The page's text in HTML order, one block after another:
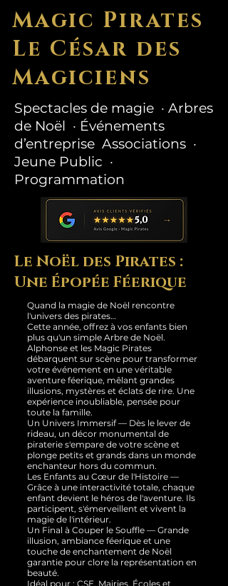
Magic Pirates
Le César des
Magiciens
Spectacles de magie · Arbres
de Noël · Événements
d’entreprise Associations ·
Jeune Public ·
Programmation
Le Noël des Pirates :
Une Épopée Féerique
Quand la magie de Noël rencontre
l'univers des pirates…
Cette année, offrez à vos enfants bien
plus qu'un simple Arbre de Noël.
Alphonse et les Magic Pirates
débarquent sur scène pour transformer
votre événement en une véritable
aventure féerique, mêlant grandes
illusions, mystères et éclats de rire. Une
expérience inoubliable, pensée pour
toute la famille.
Un Univers Immersif — Dès le lever de
rideau, un décor monumental de
piraterie s'empare de votre scène et
plonge petits et grands dans un monde
enchanteur hors du commun.
Les Enfants au Cœur de l'Histoire —
Grâce à une interactivité totale, chaque
enfant devient le héros de l'aventure. Ils
participent, s'émerveillent et vivent la
magie de l'intérieur.
Un Final à Couper le Souffle — Grande
illusion, ambiance féerique et une
touche de enchantement de Noël
garantie pour clore la représentation en
beauté.
Idéal pour : CSE, Mairies, Écoles et